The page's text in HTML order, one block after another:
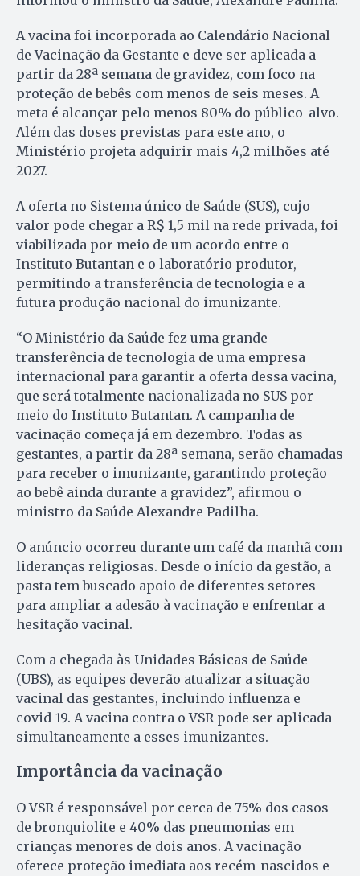
A vacina foi incorporada ao Calendário Nacional
de Vacinação da Gestante e deve ser aplicada a
partir da 28ª semana de gravidez, com foco na
proteção de bebês com menos de seis meses. A
meta é alcançar pelo menos 80% do público-alvo.
Além das doses previstas para este ano, o
Ministério projeta adquirir mais 4,2 milhões até
2027.
A oferta no Sistema único de Saúde (SUS), cujo
valor pode chegar a R$ 1,5 mil na rede privada, foi
viabilizada por meio de um acordo entre o
Instituto Butantan e o laboratório produtor,
permitindo a transferência de tecnologia e a
futura produção nacional do imunizante.
“O Ministério da Saúde fez uma grande
transferência de tecnologia de uma empresa
internacional para garantir a oferta dessa vacina,
que será totalmente nacionalizada no SUS por
meio do Instituto Butantan. A campanha de
vacinação começa já em dezembro. Todas as
gestantes, a partir da 28ª semana, serão chamadas
para receber o imunizante, garantindo proteção
ao bebê ainda durante a gravidez”, afirmou o
ministro da Saúde Alexandre Padilha.
O anúncio ocorreu durante um café da manhã com
lideranças religiosas. Desde o início da gestão, a
pasta tem buscado apoio de diferentes setores
para ampliar a adesão à vacinação e enfrentar a
hesitação vacinal.
Com a chegada às Unidades Básicas de Saúde
(UBS), as equipes deverão atualizar a situação
vacinal das gestantes, incluindo influenza e
covid-19. A vacina contra o VSR pode ser aplicada
simultaneamente a esses imunizantes.
Importância da vacinação
O VSR é responsável por cerca de 75% dos casos
de bronquiolite e 40% das pneumonias em
crianças menores de dois anos. A vacinação
oferece proteção imediata aos recém-nascidos e